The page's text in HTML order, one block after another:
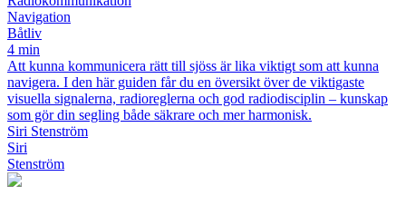
Navigation
Båtliv
4 min
Att kunna kommunicera rätt till sjöss är lika viktigt som att kunna
navigera. I den här guiden får du en översikt över de viktigaste
visuella signalerna, radioreglerna och god radiodisciplin – kunskap
som gör din segling både säkrare och mer harmonisk.
Siri Stenström
Siri
Stenström